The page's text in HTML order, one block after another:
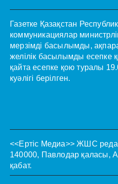
Газетке Қазақстан
коммуникациялар
мерзімді басылымды,
желілік басылымды есепке
қайта есепке қою туралы
куәлігі берілген.
<<Ертіс Медиа>> ЖШС
140000, Павлодар қаласы,
қабат.